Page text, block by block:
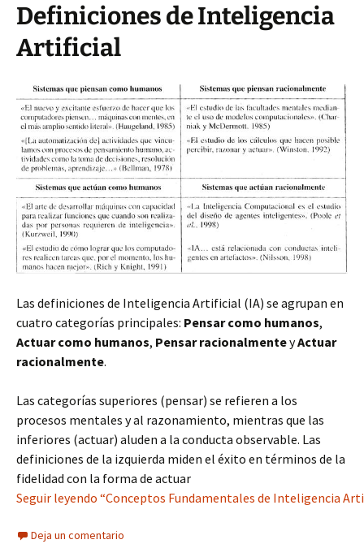
Definiciones de Inteligencia
Artificial
Las definiciones de Inteligencia Artificial (IA) se agrupan en
cuatro categorías principales: Pensar como humanos,
Actuar como humanos, Pensar racionalmenteyActuar
racionalmente.
Las categorías superiores (pensar) se refieren a los
procesos mentales y al razonamiento, mientras que las
inferiores (actuar) aluden a la conducta observable. Las
definiciones de la izquierda miden el éxito en términos de la
fidelidad con la forma de actuar
Seguir leyendo “Conceptos Fundamentales de Inteligencia
Deja un comentario